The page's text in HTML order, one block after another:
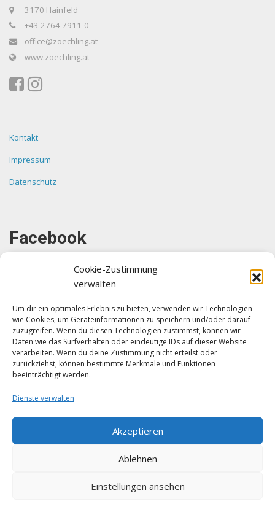
Cookie-Zustimmung
verwalten
Um dir ein optimales Erlebnis zu bieten, verwenden wir Technologien
wie Cookies, um Geräteinformationen zu speichern und/oder darauf
zuzugreifen. Wenn du diesen Technologien zustimmst, können wir
Daten wie das Surfverhalten oder eindeutige IDs auf dieser Website
verarbeiten. Wenn du deine Zustimmung nicht erteilst oder
zurückziehst, können bestimmte Merkmale und Funktionen
beeinträchtigt werden.
Dienste verwalten
Akzeptieren
Ablehnen
Einstellungen ansehen
3170 Hainfeld
+43 2764 7911-0
office@zoechling.at
www.zoechling.at
Kontakt
Impressum
Datenschutz
Facebook
Klicke auf "Ich stimme zu", um Facebook
zu aktivieren
Ich stimme zu